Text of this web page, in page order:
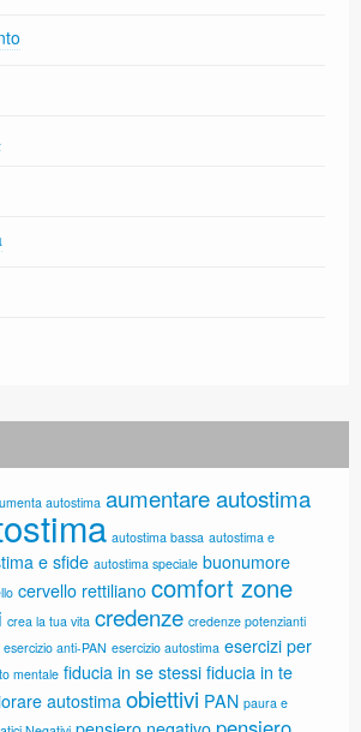
autostima aumentare autostima
autostima bassa autostima e
e sfide autostima speciale buonumore
cervello rettiliano comfort zone
crea la tua vita credenze credenze potenzianti
esercizio anti-PAN esercizio autostima esercizi per
mentale fiducia in se stessi fiducia in te
autostima obiettivi PAN paura e